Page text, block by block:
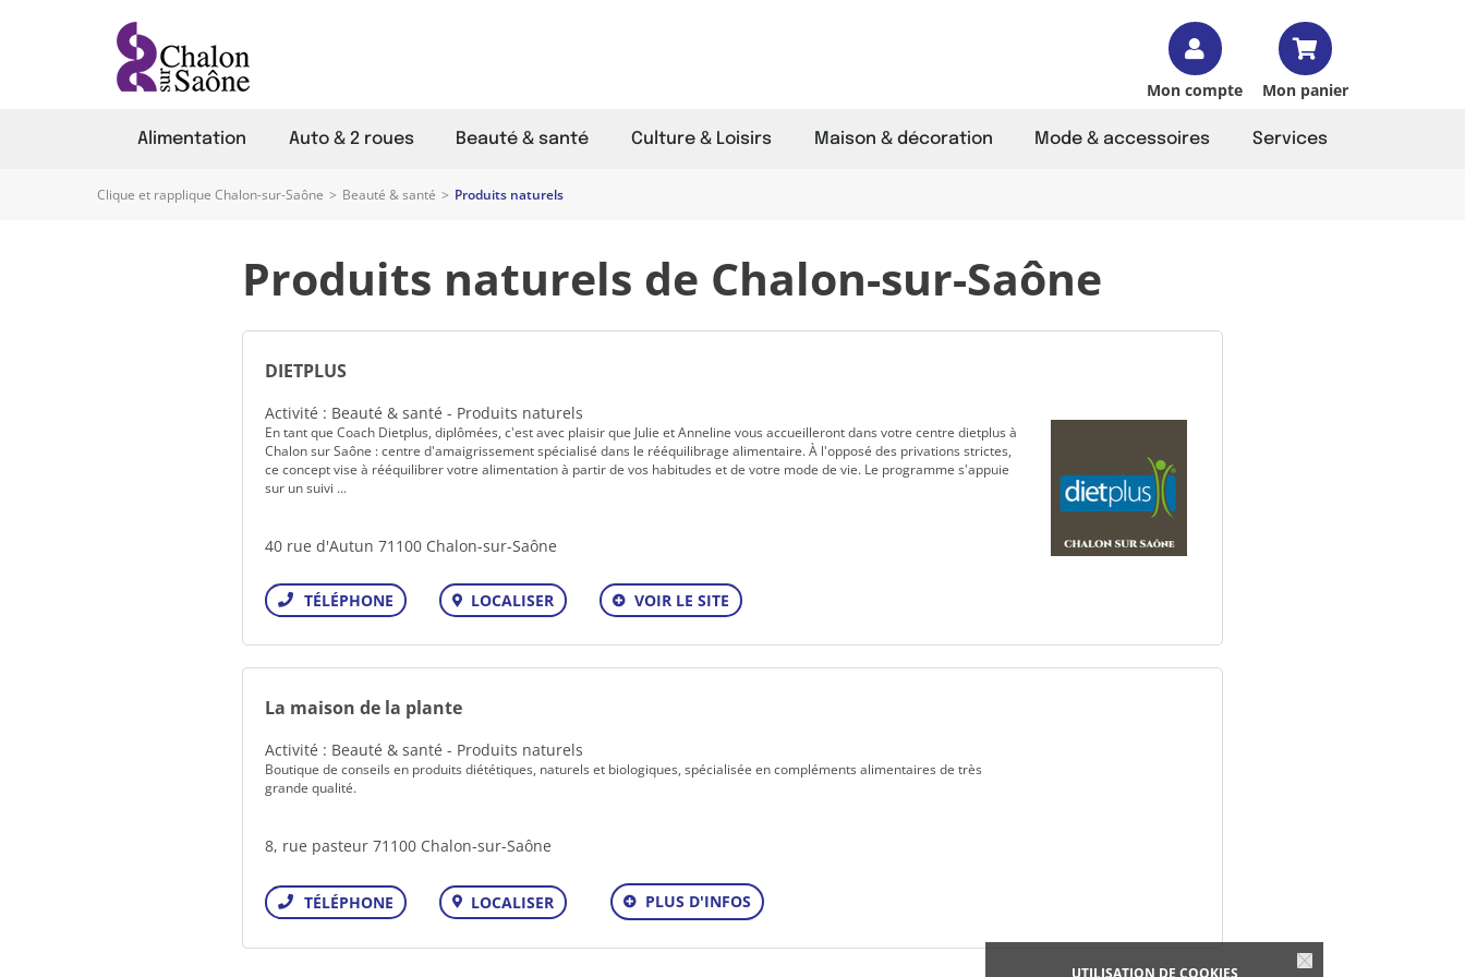
UTILISATION DE COOKIES
Mon compte Mon panier
Alimentation Auto & 2 roues Beauté & santé Culture & Loisirs Maison & décoration Mode & accessoires Services
Clique et rapplique Chalon-sur-Saône > Beauté & santé > Produits naturels
Produits naturels de Chalon-sur-Saône
DIETPLUS
Activité : Beauté & santé - Produits naturels
En tant que Coach Dietplus, diplômées, c'est avec plaisir que Julie et Anneline vous accueilleront dans votre centre dietplus à
Chalon sur Saône : centre d'amaigrissement spécialisé dans le rééquilibrage alimentaire. À l'opposé des privations strictes,
ce concept vise à rééquilibrer votre alimentation à partir de vos habitudes et de votre mode de vie. Le programme s'appuie
sur un suivi ...
40 rue d'Autun 71100 Chalon-sur-Saône
Téléphone LOCALISER VOIR LE SITE
La maison de la plante
Activité : Beauté & santé - Produits naturels
Boutique de conseils en produits diététiques, naturels et biologiques, spécialisée en compléments alimentaires de très
grande qualité.
8, rue pasteur 71100 Chalon-sur-Saône
Téléphone LOCALISER PLUS D'INFOS